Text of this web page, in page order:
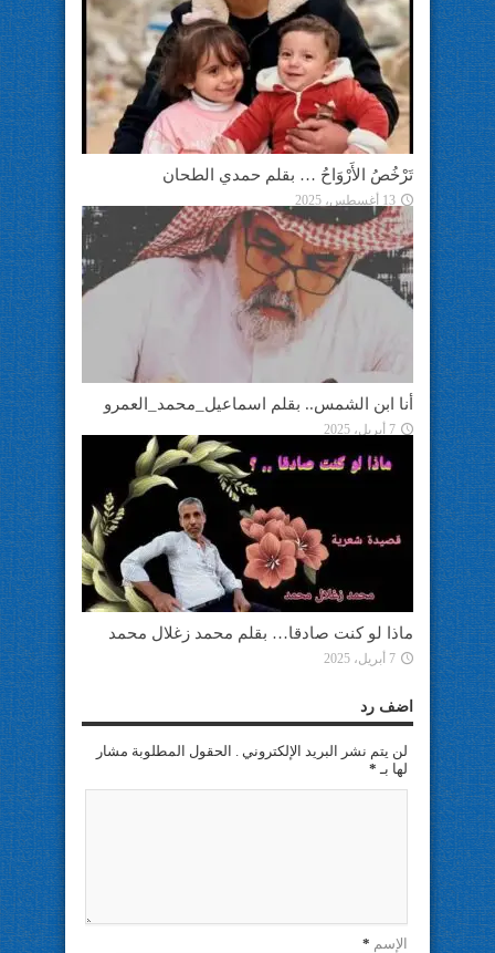
تَرْخُصُ الأَرْوَاحُ … بقلم حمدي الطحان
13 أغسطس، 2025
أنا ابن الشمس.. بقلم اسماعيل_محمد_العمرو
7 أبريل، 2025
ماذا لو كنت صادقا… بقلم محمد زغلال محمد
7 أبريل، 2025
اضف رد
لن يتم نشر البريد الإلكتروني . الحقول المطلوبة مشار
لها بـ *
الإسم *